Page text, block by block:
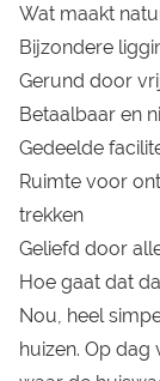
Wat maakt
Bijzondere
Gerund door
Betaalbaar en
Gedeelde
Ruimte voor
trekken
Geliefd door
Hoe gaat dat
Nou, heel
huizen. Op dag